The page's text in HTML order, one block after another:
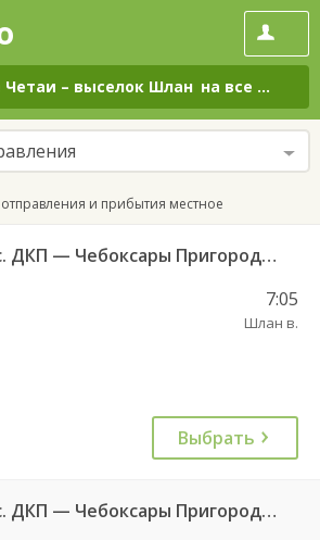
Четаи – выселок Шлан на все дни
и прибытия местное
Красные Четаи с. ДКП — Чебоксары Пригородный АВ ч/з Аликово с. ДКП 753
7:05
Шлан в.
Выбрать
Красные Четаи с. ДКП — Чебоксары Пригородный АВ ч/з Аликово с. ДКП 753